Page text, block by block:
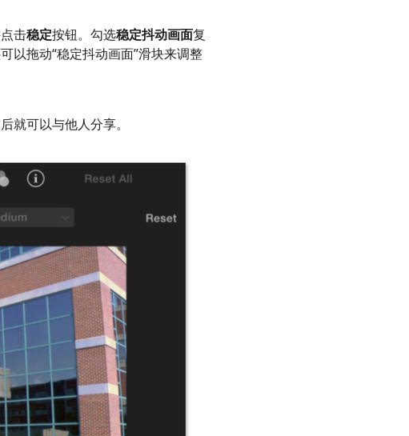
击稳定按钮。勾选稳定抖动画面复
以拖动“稳定抖动画面”滑块来调整
就可以与他人分享。